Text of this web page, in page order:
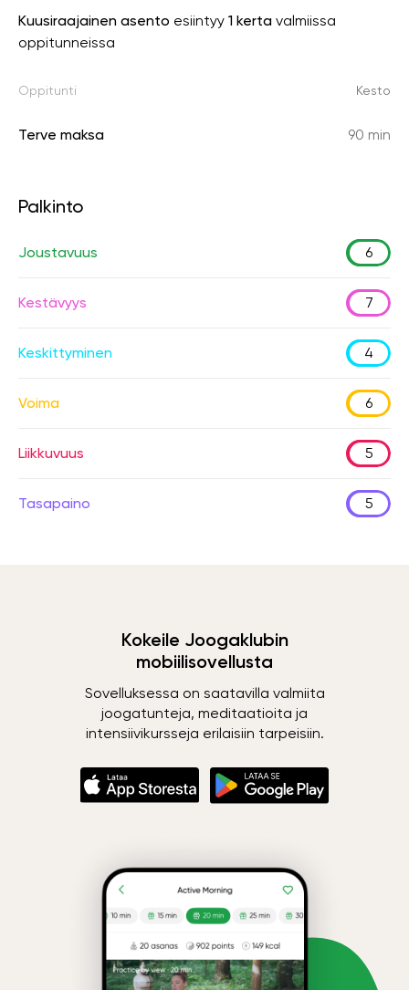
Kuusiraajainen asento esiintyy 1 kerta valmiissa
oppitunneissa
Oppitunti Kesto
Terve maksa 90 min
Palkinto
Joustavuus 6
Kestävyys 7
Keskittyminen 4
Voima 6
Liikkuvuus 5
Tasapaino 5
Kokeile Joogaklubin
mobiilisovellusta
Sovelluksessa on saatavilla valmiita
joogatunteja, meditaatioita ja
intensiivikursseja erilaisiin tarpeisiin.